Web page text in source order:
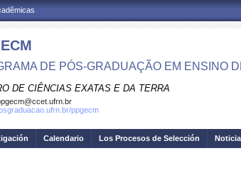
DE PÓS-GRADUAÇÃO EM ENSINO
DE CIÊNCIAS EXATAS E DA TERRA
ppgecm
Calendario Los Procesos de Selección